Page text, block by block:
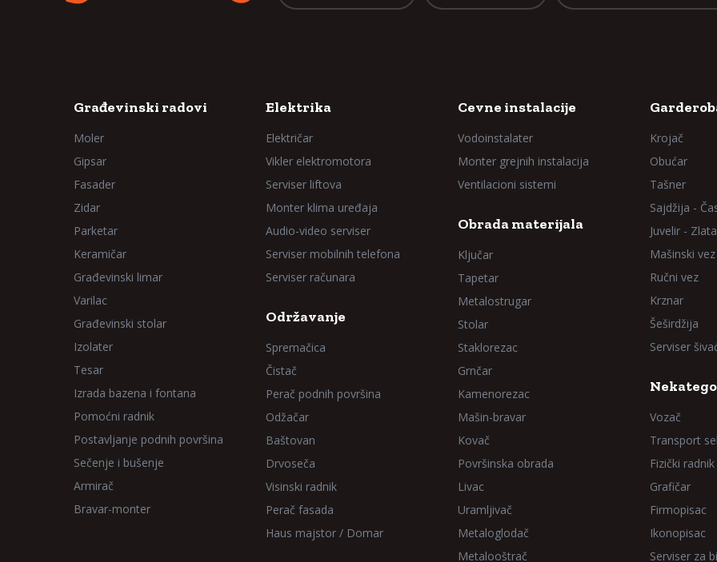
Građevinski radovi
Moler
Gipsar
Fasader
Zidar
Parketar
Keramičar
Građevinski limar
Varilac
Građevinski stolar
Izolater
Tesar
Izrada bazena i fontana
Pomoćni radnik
Postavljanje podnih površina
Sečenje i bušenje
Armirač
Bravar-monter
Elektrika
Električar
Vikler elektromotora
Serviser liftova
Monter klima uređaja
Audio-video serviser
Serviser mobilnih telefona
Serviser računara
Održavanje
Spremačica
Čistač
Perač podnih površina
Odžačar
Baštovan
Drvoseča
Visinski radnik
Perač fasada
Haus majstor / Domar
Cevne instalacije
Vodoinstalater
Monter grejnih instalacija
Ventilacioni sistemi
Obrada materijala
Ključar
Tapetar
Metalostrugar
Stolar
Staklorezac
Grnčar
Kamenorezac
Mašin-bravar
Kovač
Površinska obrada
Livac
Uramljivač
Metaloglodač
Metalooštrač
Krojač
Obućar
Tašner
Sajdžija -
Juvelir -
Mašinski vez
Ručni vez
Krznar
Šeširdžija
Serviser
Vozač
Transport
Fizički radnik
Grafičar
Firmopisac
Ikonopisac
Serviser za